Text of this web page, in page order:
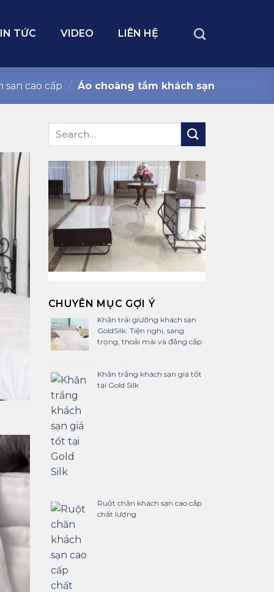
TỨC VIDEO LIÊN HỆ
sạn cao cấp / Áo choàng tắm khách sạn
CHUYÊN MỤC GỢI Ý
Khăn trải giường khách sạn
GoldSilk: Tiện nghi, sang
trọng, thoải mái và đẳng cấp
Khăn trắng khách sạn giá tốt
tại Gold Silk
Ruột chăn khách sạn cao cấp
chất lượng